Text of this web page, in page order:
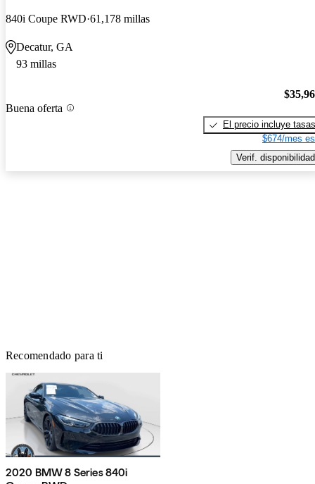
840i Coupe RWD 61,178 millas
Decatur, GA
93 millas
Buena oferta
El precio incluye tasas
$674/mes
Verif. disponibilidad
Recomendado para ti
2020 BMW 8 Series 840i